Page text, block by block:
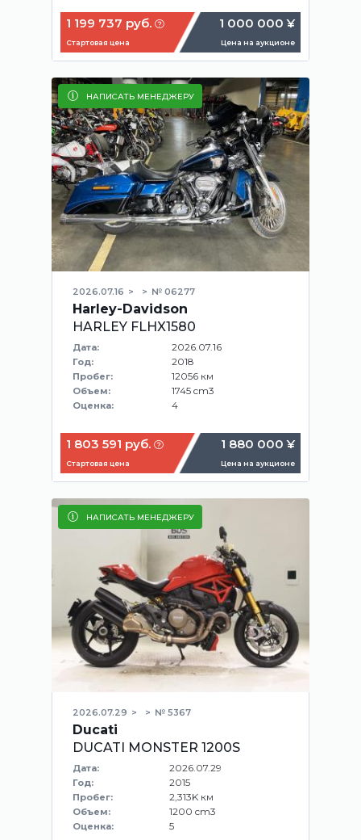
1 199 737 руб.
Стартовая цена
1 000 000 ¥
Цена на аукционе
НАПИСАТЬ МЕНЕДЖЕРУ
2026.07.16 № 06277
Harley-Davidson
HARLEY FLHX1580
Дата: 2026.07.16
Год: 2018
Пробег: 12056 км
Объем: 1745 cm3
Оценка: 4
1 803 591 руб.
Стартовая цена
1 880 000 ¥
Цена на аукционе
НАПИСАТЬ МЕНЕДЖЕРУ
2026.07.29 № 5367
Ducati
DUCATI MONSTER 1200S
Дата: 2026.07.29
Год: 2015
Пробег: 2,313K км
Объем: 1200 cm3
Оценка: 5